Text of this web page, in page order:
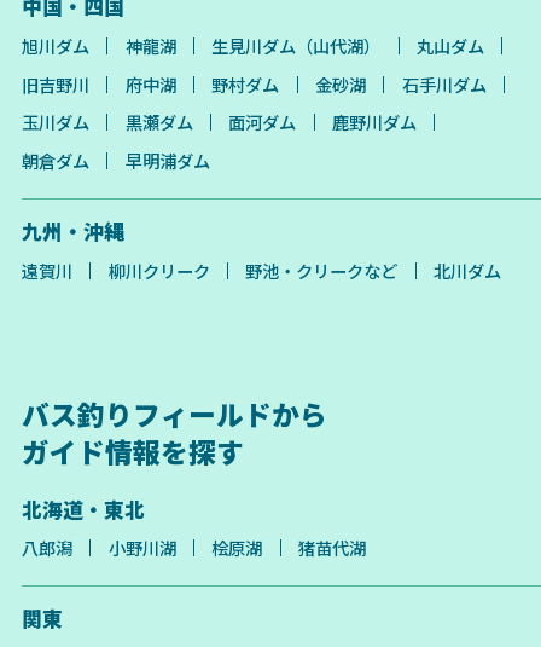
旭川ダム 神龍湖 生見川ダム（山代湖）
丸山ダム
旧吉野川
府中湖 野村ダム 金砂湖
石手川ダム
玉川ダム
黒瀬ダム 面河ダム
鹿野川ダム
朝倉ダム
早明浦ダム
九州・沖縄
遠賀川 柳川クリーク 野池・クリークなど 北川ダム
バス釣りフィールドから
ガイド情報を探す
北海道・東北
八郎潟 小野川湖 桧原湖 猪苗代湖
関東